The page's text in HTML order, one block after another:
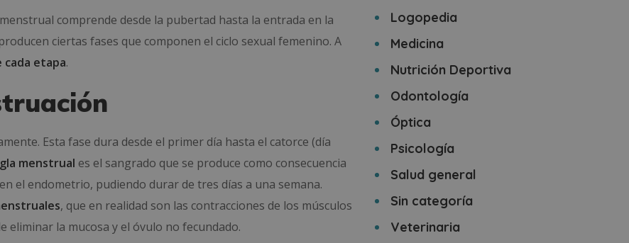
comprende desde la pubertad hasta la entrada en la
ciertas fases que componen el ciclo sexual femenino. A
cada etapa.
Esta fase dura desde el primer día hasta el catorce (día
menstrual es el sangrado que se produce como consecuencia
el endometrio, pudiendo durar de tres días a una semana.
, que en realidad son las contracciones de los músculos
eliminar la mucosa y el óvulo no fecundado.
Logopedia
Medicina
Nutrición Deportiva
Odontología
Óptica
Psicología
Salud general
Sin categoría
Veterinaria